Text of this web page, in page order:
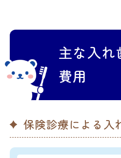
主な入れ
費用
保険診療による入